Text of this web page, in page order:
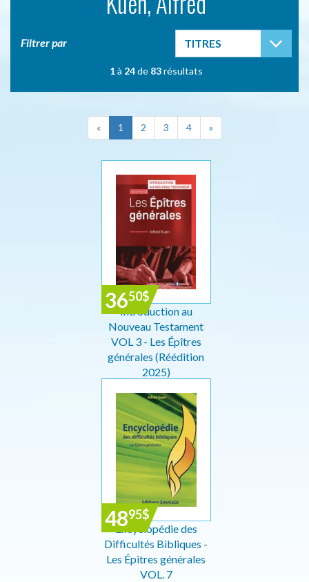
Filtrer par TITRES
1à 24de 83résultats
« 1 2 3 4 »
3650$
Introduction au
Nouveau Testament
VOL 3 - Les Épîtres
générales (Réédition
2025)
4895$
Encyclopédie des
Difficultés Bibliques -
Les Épitres générales
VOL. 7